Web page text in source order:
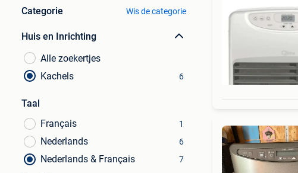
Categorie Wis de categorie
Huis en Inrichting
Alle zoekertjes
Kachels
6
Taal
Français
1
Nederlands 6
Nederlands & Français 7